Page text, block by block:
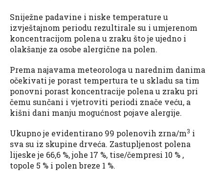
Sniježne padavine i niske temperature u
izvještajnom periodu rezultirale su i umjerenom
koncentracijom polena u zraku što je ujedno i
olakšanje za osobe alergične na polen.
Prema najavama meteorologa u narednim danima
očekivati je porast tempertura te u skladu sa tim
ponovni porast koncentracije polena u zraku pri
čemu sunčani i vjetroviti periodi znače veću, a
kišni dani manju mogućnost pojave alergije.
Ukupno je evidentirano 99 polenovih zrna/m3 i
sva su iz skupine drveća. Zastupljenost polena
lijeske je 66,6 %, johe 17 %, tise/čempresi 10 % ,
topole 5 % i polen breze 1 %.